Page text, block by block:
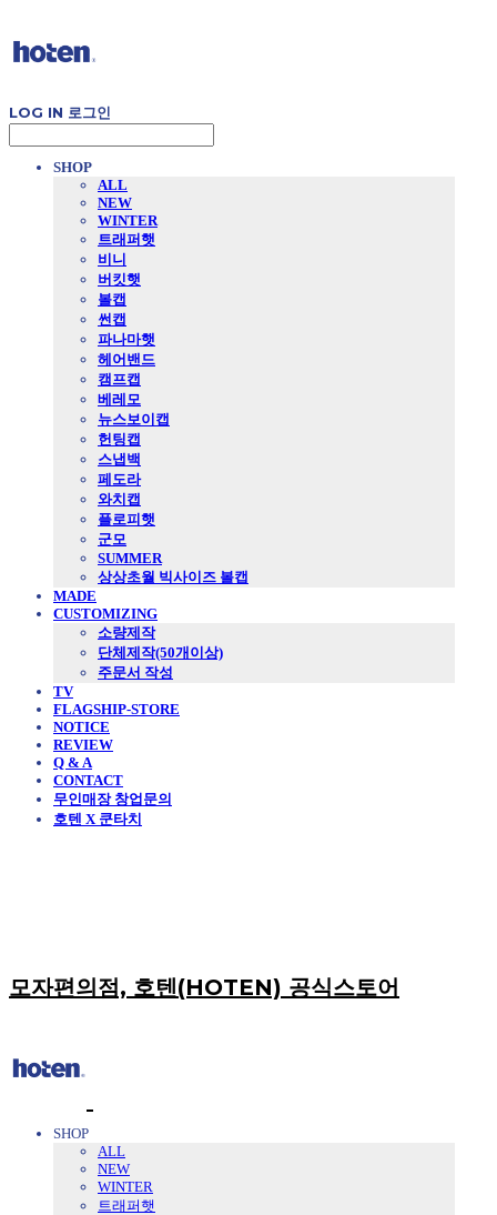
LOG IN 로그인
SHOP
ALL
NEW
WINTER
트래퍼햇
비니
버킷햇
볼캡
썬캡
파나마햇
헤어밴드
캠프캡
베레모
뉴스보이캡
헌팅캡
스냅백
페도라
와치캡
플로피햇
군모
SUMMER
상상초월 빅사이즈 볼캡
MADE
CUSTOMIZING
소량제작
단체제작(50개이상)
주문서 작성
TV
FLAGSHIP-STORE
NOTICE
REVIEW
Q & A
CONTACT
무인매장 창업문의
호텐 X 쿤타치
모자편의점, 호텐(HOTEN) 공식스토어
SHOP
ALL
NEW
WINTER
트래퍼햇